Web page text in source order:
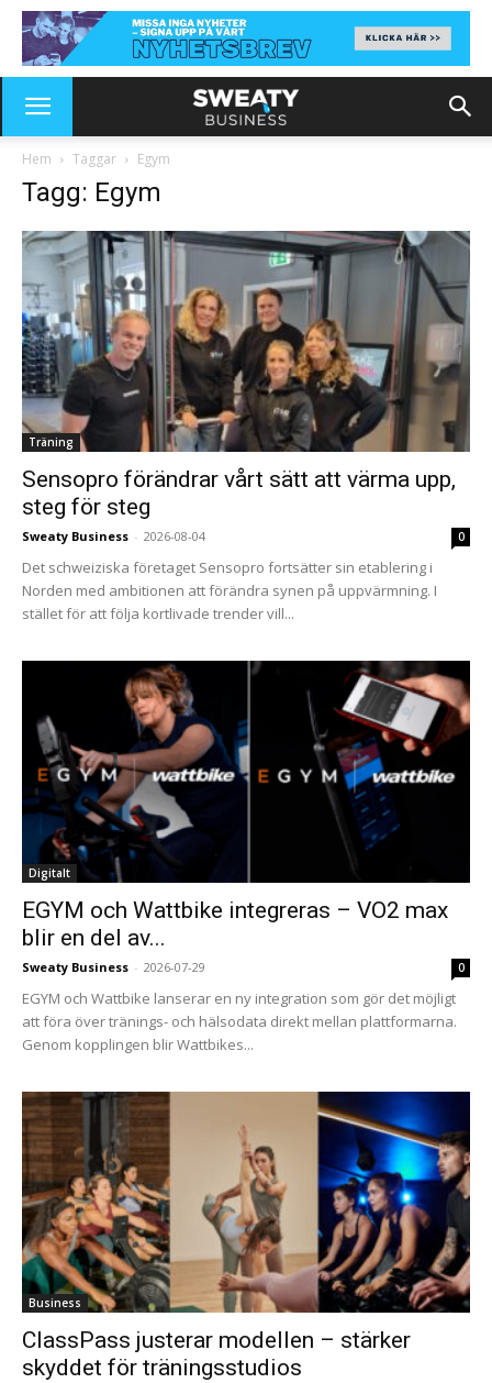
Hem Taggar Egym
Tagg: Egym
Träning
Sensopro förändrar vårt sätt att värma upp,
steg för steg
Sweaty Business - 2026-08-04 0
Det schweiziska företaget Sensopro fortsätter sin etablering i
Norden med ambitionen att förändra synen på uppvärmning. I
stället för att följa kortlivade trender vill...
Digitalt
EGYM och Wattbike integreras – VO2 max
blir en del av...
Sweaty Business - 2026-07-29 0
EGYM och Wattbike lanserar en ny integration som gör det möjligt
att föra över tränings- och hälsodata direkt mellan plattformarna.
Genom kopplingen blir Wattbikes...
Business
ClassPass justerar modellen – stärker
skyddet för träningsstudios